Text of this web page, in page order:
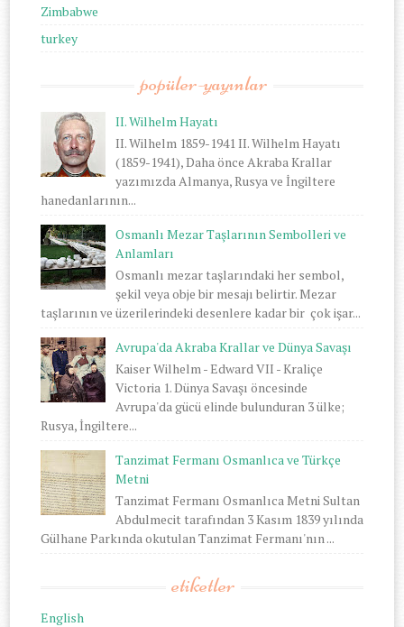
Zimbabwe
turkey
popüler-yayınlar
II. Wilhelm Hayatı
II. Wilhelm 1859-1941 II. Wilhelm Hayatı
(1859-1941), Daha önce Akraba Krallar
yazımızda Almanya, Rusya ve İngiltere
hanedanlarının...
Osmanlı Mezar Taşlarının Sembolleri ve
Anlamları
Osmanlı mezar taşlarındaki her sembol,
şekil veya obje bir mesajı belirtir. Mezar
taşlarının ve üzerilerindeki desenlere kadar bir çok işar...
Avrupa'da Akraba Krallar ve Dünya Savaşı
Kaiser Wilhelm - Edward VII - Kraliçe
Victoria 1. Dünya Savaşı öncesinde
Avrupa'da gücü elinde bulunduran 3 ülke;
Rusya, İngiltere...
Tanzimat Fermanı Osmanlıca ve Türkçe
Metni
Tanzimat Fermanı Osmanlıca Metni Sultan
Abdulmecit tarafından 3 Kasım 1839 yılında
Gülhane Parkında okutulan Tanzimat Fermanı'nın ...
etiketler
English